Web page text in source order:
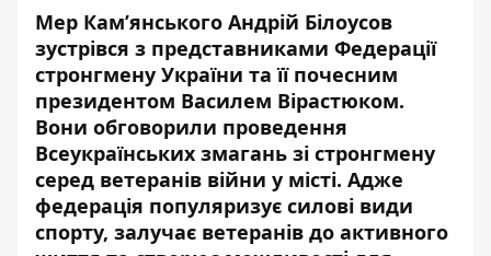
Мер Кам’янського Андрій Білоусов
зустрівся з представниками Федерації
стронгмену України та її почесним
президентом Василем Вірастюком.
Вони обговорили проведення
Всеукраїнських змагань зі стронгмену
серед ветеранів війни у місті. Адже
федерація популяризує силові види
спорту, залучає ветеранів до активного